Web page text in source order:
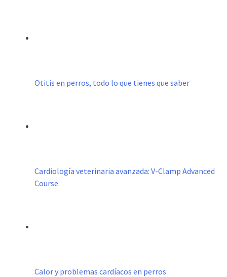
Otitis en perros, todo lo que tienes que saber
Cardiología veterinaria avanzada: V-Clamp Advanced
Course
Calor y problemas cardíacos en perros